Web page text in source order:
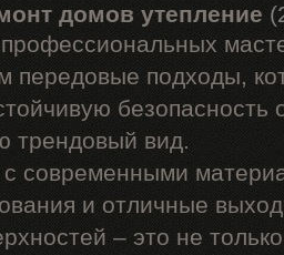
домов утепление
передовые подходы,
безопасность
трендовый вид.
современными
и отличные
– это не